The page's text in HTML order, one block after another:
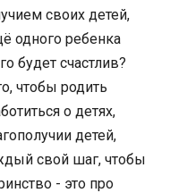
своих детей,
одного ребенка
будет счастлив?
чтобы родить
о детях,
детей,
свой шаг, чтобы
- это про